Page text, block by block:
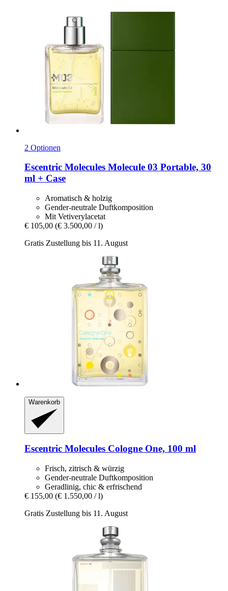
2 Optionen
Escentric Molecules Molecule 03 Portable, 30
ml + Case
Aromatisch & holzig
Gender-neutrale Duftkomposition
Mit Vetiverylacetat
€ 105,00 (€ 3.500,00 / l)
Gratis Zustellung bis 11. August
Warenkorb
Escentric Molecules Cologne One, 100 ml
Frisch, zitrisch & würzig
Gender-neutrale Duftkomposition
Geradlinig, chic & erfrischend
€ 155,00 (€ 1.550,00 / l)
Gratis Zustellung bis 11. August